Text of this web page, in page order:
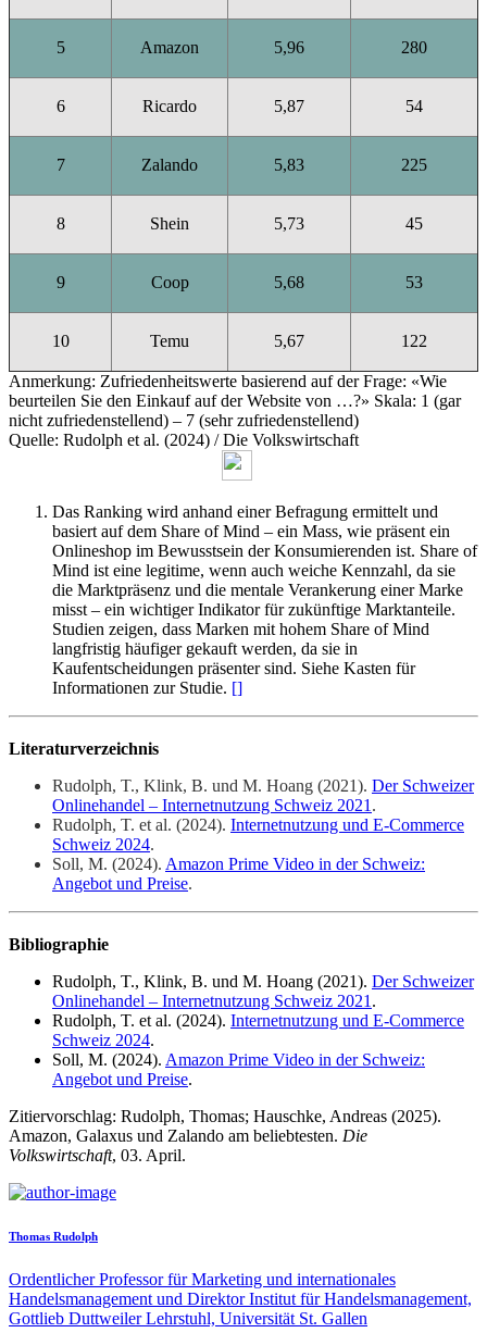
5 Amazon 5,96 280
6 Ricardo 5,87 54
7 Zalando 5,83 225
8 Shein 5,73 45
9 Coop 5,68 53
10 Temu 5,67 122
Anmerkung: Zufriedenheitswerte basierend auf der Frage: «Wie
beurteilen Sie den Einkauf auf der Website von …?» Skala: 1 (gar
nicht zufriedenstellend) – 7 (sehr zufriedenstellend)
Quelle: Rudolph et al. (2024) / Die Volkswirtschaft
Das Ranking wird anhand einer Befragung ermittelt und
basiert auf dem Share of Mind – ein Mass, wie präsent ein
Onlineshop im Bewusstsein der Konsumierenden ist. Share of
Mind ist eine legitime, wenn auch weiche Kennzahl, da sie
die Marktpräsenz und die mentale Verankerung einer Marke
misst – ein wichtiger Indikator für zukünftige Marktanteile.
Studien zeigen, dass Marken mit hohem Share of Mind
langfristig häufiger gekauft werden, da sie in
Kaufentscheidungen präsenter sind. Siehe Kasten für
Informationen zur Studie. []
Literaturverzeichnis
Rudolph, T., Klink, B. und M. Hoang (2021). Der Schweizer
Onlinehandel – Internetnutzung Schweiz 2021 .
Rudolph, T. et al. (2024). Internetnutzung und E-Commerce
Schweiz 2024.
Soll, M. (2024). Amazon Prime Video in der Schweiz:
Angebot und Preise.
Bibliographie
Rudolph, T., Klink, B. und M. Hoang (2021). Der Schweizer
Onlinehandel – Internetnutzung Schweiz 2021 .
Rudolph, T. et al. (2024). Internetnutzung und E-Commerce
Schweiz 2024.
Soll, M. (2024). Amazon Prime Video in der Schweiz:
Angebot und Preise.
Zitiervorschlag: Rudolph, Thomas; Hauschke, Andreas (2025).
Amazon, Galaxus und Zalando am beliebtesten. Die
Volkswirtschaft, 03. April.
Thomas Rudolph
Ordentlicher Professor für Marketing und internationales
Handelsmanagement und Direktor Institut für Handelsmanagement,
Gottlieb Duttweiler Lehrstuhl, Universität St. Gallen